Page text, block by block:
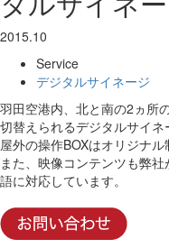
2015.10
Service
デジタルサイネージ
羽田空港内、北と南の2ヵ所
切替えられるデジタルサイネ
屋外の操作BOXはオリジナル
また、映像コンテンツも弊
語に対応しています。